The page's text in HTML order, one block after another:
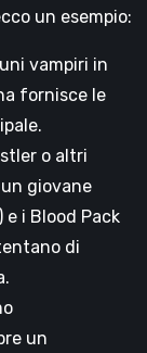
un esempio:
vampiri in
fornisce le
o altri
giovane
e i Blood Pack
di
un